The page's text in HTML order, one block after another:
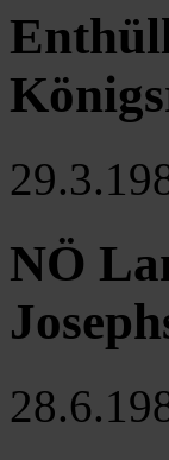
NÖ